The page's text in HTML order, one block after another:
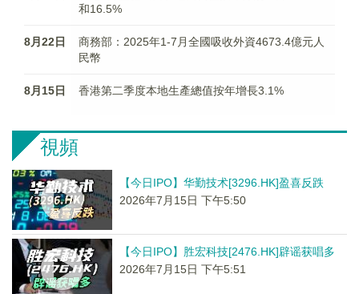
和16.5%
8月22日
商務部：2025年1-7月全國吸收外資4673.4億元人
民幣
8月15日 香港第二季度本地生產總值按年增長3.1%
視頻
【今日IPO】华勤技术[3296.HK]盈喜反跌
2026年7月15日 下午5:50
【今日IPO】胜宏科技[2476.HK]辟谣获唱多
2026年7月15日 下午5:51